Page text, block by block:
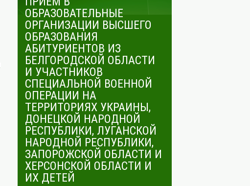
ОБРАЗОВАТЕЛЬНЫЕ
ОРГАНИЗАЦИИ ВЫСШЕГО
ОБРАЗОВАНИЯ
АБИТУРИЕНТОВ ИЗ
БЕЛГОРОДСКОЙ ОБЛАСТИ
И УЧАСТНИКОВ
СПЕЦИАЛЬНОЙ ВОЕННОЙ
ОПЕРАЦИИ НА
ТЕРРИТОРИЯХ УКРАИНЫ,
ДОНЕЦКОЙ НАРОДНОЙ
РЕСПУБЛИКИ, ЛУГАНСКОЙ
НАРОДНОЙ РЕСПУБЛИКИ,
ЗАПОРОЖСКОЙ ОБЛАСТИ И
ХЕРСОНСКОЙ ОБЛАСТИ И
ИХ ДЕТЕЙ